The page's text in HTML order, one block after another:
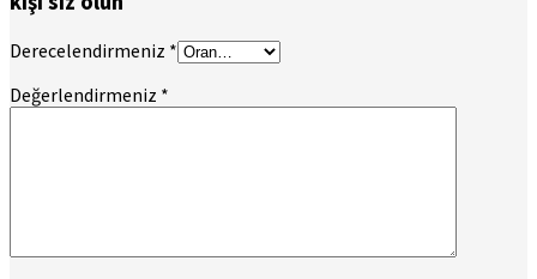
Derecelendirmeniz *
Değerlendirmeniz *